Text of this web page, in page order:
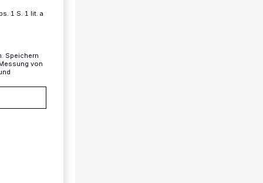
1 S. 1 lit. a
Speichern
von